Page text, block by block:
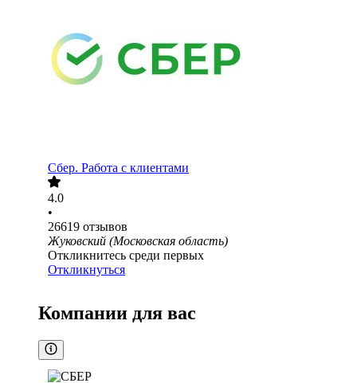
Сбер. Работа с клиентами
4.0
•
26619 отзывов
Жуковский (Московская область)
Откликнитесь среди первых
Откликнуться
Компании для вас